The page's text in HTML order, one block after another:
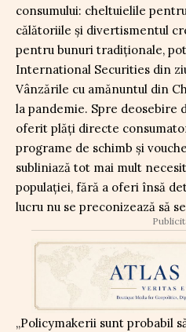
consumului: cheltuielile
călătoriile și divertismentul
pentru bunuri tradiționale,
International Securities din
Vânzările cu amănuntul din
la pandemie. Spre deosebire
oferit plăți directe
programe de schimb și
subliniază tot mai mult
populației, fără a oferi însă
lucru nu se preconizează să
„Policymakerii sunt probabil